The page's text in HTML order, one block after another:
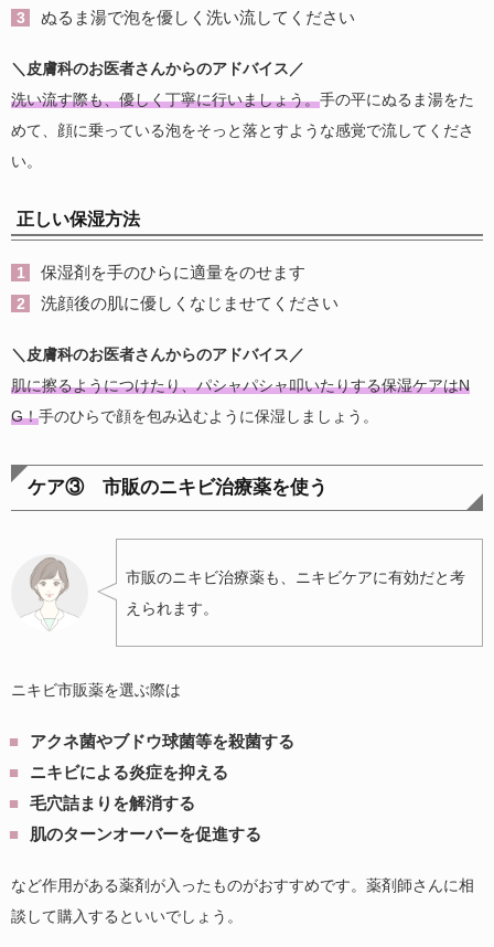
ぬるま湯で泡を優しく洗い流してください
＼皮膚科のお医者さんからのアドバイス／
洗い流す際も、優しく丁寧に行いましょう。手の平にぬるま湯をた
めて、顔に乗っている泡をそっと落とすような感覚で流してくださ
い。
正しい保湿方法
保湿剤を手のひらに適量をのせます
洗顔後の肌に優しくなじませてください
＼皮膚科のお医者さんからのアドバイス／
肌に擦るようにつけたり、パシャパシャ叩いたりする保湿ケアはN
G！手のひらで顔を包み込むように保湿しましょう。
ケア③ 市販のニキビ治療薬を使う
市販のニキビ治療薬も、ニキビケアに有効だと考
えられます。
ニキビ市販薬を選ぶ際は
アクネ菌やブドウ球菌等を殺菌する
ニキビによる炎症を抑える
毛穴詰まりを解消する
肌のターンオーバーを促進する
など作用がある薬剤が入ったものがおすすめです。薬剤師さんに相
談して購入するといいでしょう。